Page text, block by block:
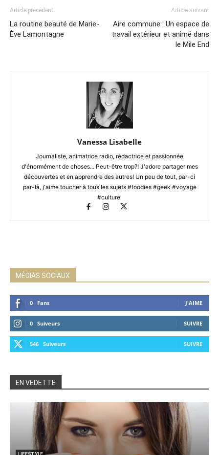
Article précédent
La routine beauté de Marie-
Ève Lamontagne
Article suivant
Aire commune : Un espace de
travail extérieur et animé dans
le Mile End
Vanessa Lisabelle
Journaliste, animatrice radio, rédactrice et passionnée
d'énormément de choses... Peut-être trop?! J'adore partager mes
découvertes et en apprendre des autres! Un peu de tout, par-ci
par-là, j'aime toucher à tous les sujets #foodies #geek #voyage
#culturel
MÉDIAS SOCIAUX
0 Fans J'AIME
0 Suiveurs SUIVRE
546 Suiveurs SUIVRE
EN VEDETTE